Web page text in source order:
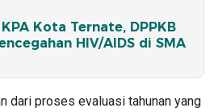
Kota Ternate, DPPKB
HIV/AIDS di SMA
dari proses evaluasi tahunan yang